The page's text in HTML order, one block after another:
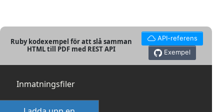
Ruby kodexempel för att slå samman
HTML till PDF med REST API
API-referens
Exempel
Inmatningsfiler